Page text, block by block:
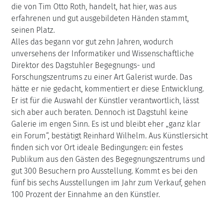
die von Tim Otto Roth, handelt, hat hier, was aus
erfahrenen und gut ausgebildeten Händen stammt,
seinen Platz.
Alles das begann vor gut zehn Jahren, wodurch
unversehens der Informatiker und Wissenschaftliche
Direktor des Dagstuhler Begegnungs- und
Forschungszentrums zu einer Art Galerist wurde. Das
hätte er nie gedacht, kommentiert er diese Entwicklung.
Er ist für die Auswahl der Künstler verantwortlich, lässt
sich aber auch beraten. Dennoch ist Dagstuhl keine
Galerie im engen Sinn. Es ist und bleibt eher „ganz klar
ein Forum“, bestätigt Reinhard Wilhelm. Aus Künstlersicht
finden sich vor Ort ideale Bedingungen: ein festes
Publikum aus den Gästen des Begegnungszentrums und
gut 300 Besuchern pro Ausstellung. Kommt es bei den
fünf bis sechs Ausstellungen im Jahr zum Verkauf, gehen
100 Prozent der Einnahme an den Künstler.